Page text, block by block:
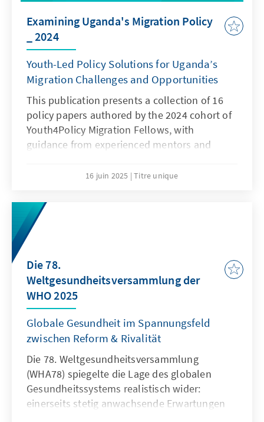
Examining Uganda's Migration Policy
_ 2024
Youth-Led Policy Solutions for Uganda’s
Migration Challenges and Opportunities
This publication presents a collection of 16
policy papers authored by the 2024 cohort of
Youth4Policy Migration Fellows, with
guidance from experienced mentors and
examination of Uganda’s evolving migration
cross-border migration issues.
16 juin 2025 Titre unique
Die 78.
Weltgesundheitsversammlung der
WHO 2025
Globale Gesundheit im Spannungsfeld
zwischen Reform & Rivalität
Die 78. Weltgesundheitsversammlung
(WHA78) spiegelte die Lage des globalen
Gesundheitssystems realistisch wider:
einerseits stetig anwachsende Erwartungen